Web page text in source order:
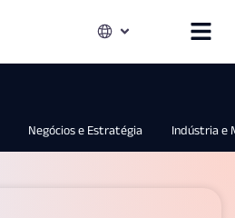
Negócios e Estratégia Indústria e